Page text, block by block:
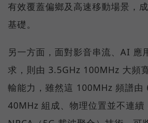
有效覆蓋偏鄉及高速移動場景，
基礎。
另一方面，面對影音串流、AI 應
求，則由 3.5GHz 100MHz 大頻
輸能力，雖然這 100MHz 頻譜由
40MHz 組成、物理位置並不連續